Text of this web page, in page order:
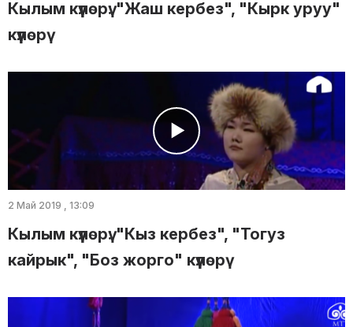
Кылым күүлөрү: "Жаш кербез", "Кырк уруу"
күүлөрү
2 Май 2019 , 13:09
Кылым күүлөрү: "Кыз кербез", "Тогуз
кайрык", "Боз жорго" күүлөрү